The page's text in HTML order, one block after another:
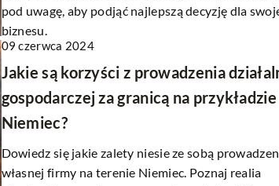
pod uwagę, aby podjąć najlepszą decyzję dla
biznesu.
09 czerwca 2024
Jakie są korzyści z prowadzenia
gospodarczej za granicą na przykładzie
Niemiec?
Dowiedz się jakie zalety niesie ze sobą
własnej firmy na terenie Niemiec. Poznaj realia